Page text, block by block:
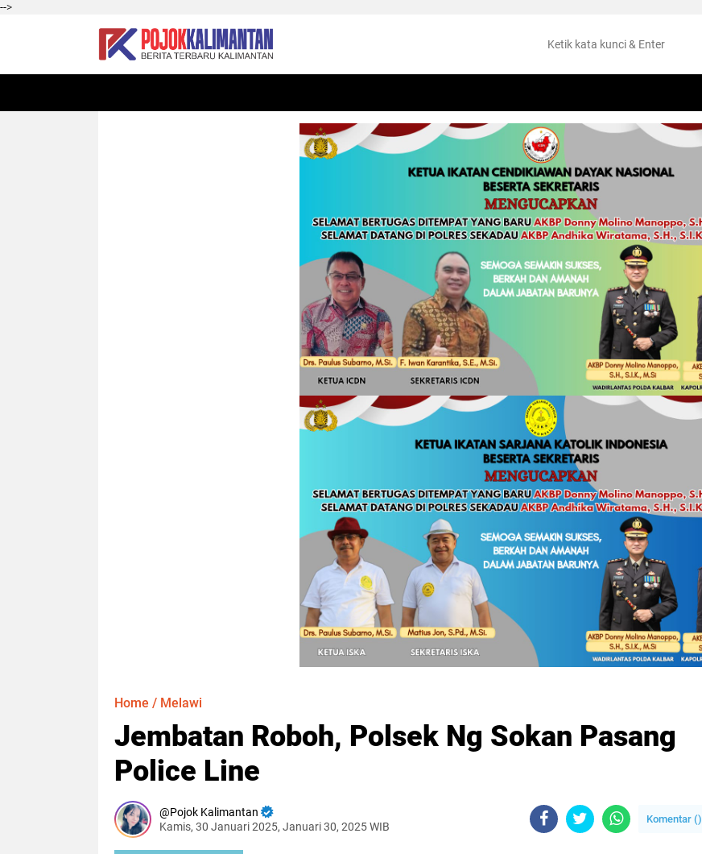
-->
Home / Melawi
Jembatan Roboh, Polsek Ng Sokan Pasang
Police Line
Pojok Kalimantan
Kamis, 30 Januari 2025, Januari 30, 2025 WIB
Komentar ()